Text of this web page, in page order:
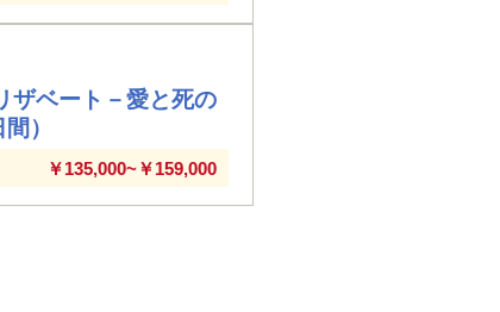
ザベート－愛と死の
）
￥135,000~￥159,000